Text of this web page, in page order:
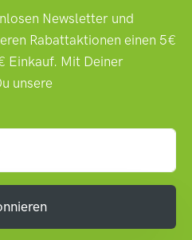
Newsletter und
Rabattaktionen einen 5€
Einkauf. Mit Deiner
unsere